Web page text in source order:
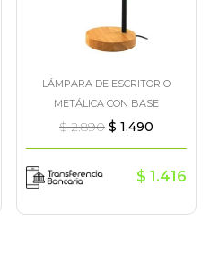
LÁMPARA DE ESCRITORIO
METÁLICA CON BASE
$2.890 $ 1.490
$ 1.416